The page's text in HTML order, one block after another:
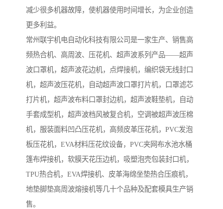
减少很多机器故障，使机器使用时间增长，为企业创造
更多利益。
常州联宇机电自动化科技有限公司是一家生产、销售高
频热合机、高周波、压花机、超声波系列产品——超声
波口罩机，超声波花边机，点焊接机，编织袋无线封口
机，超声波压花机，自动超声波口罩打片机，口罩滤芯
打片机，超声波布料口罩封边机，超声波鞋垫机，自动
手套成型机，超声波档风被复合机，空调被超声波压棉
机，服装面料凹凸压花机，高频皮革压花机，PVC发泡
板压花机，EVA材料压花纹设备，PVC夹网布水池水桶
篷布焊接机，软膜天花压边机，吸塑泡壳包装封口机，
TPU热合机，EVA焊接机、皮革海绵坐垫热合压痕机，
地垫脚垫高周波熔接机等几十个品种及配套模具生产销
售。